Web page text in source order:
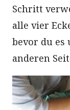
Schritt
alle vier
bevor du es
anderen